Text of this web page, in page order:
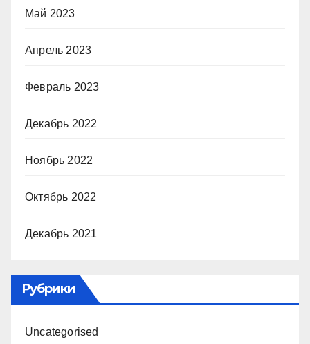
Май 2023
Апрель 2023
Февраль 2023
Декабрь 2022
Ноябрь 2022
Октябрь 2022
Декабрь 2021
Рубрики
Uncategorised